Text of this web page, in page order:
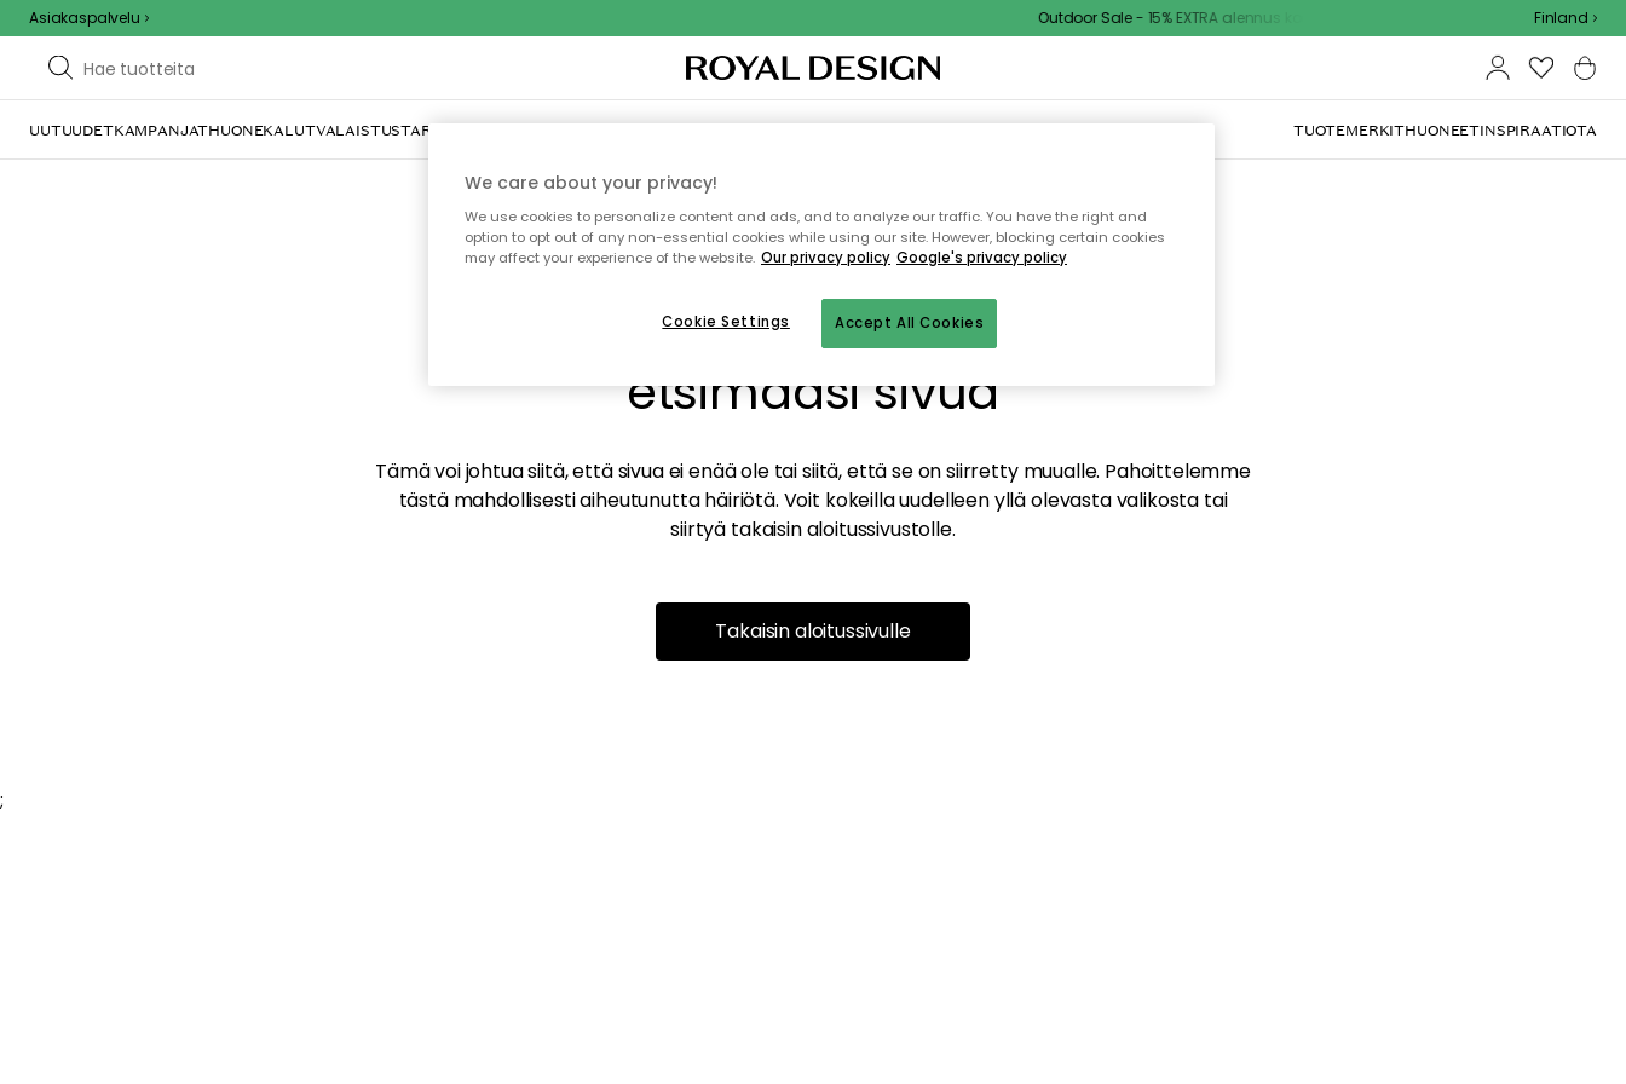
Asiakaspalvelu Outdoor Sale - 15% EXTRA alennus koodilla Finland
UUTUUDETKAMPANJATHUONEKALUTVALAISTUSTARJOILU JA KATTAUSSISUSTUSTEKSTIILIT & MATOTKEITTIÖSÄILYTYSULKOKALUSTEET TUOTEMERKITHUONEETINSPIRAATIOTA
Emme valitettavasti löydä
etsimääsi sivua
Tämä voi johtua siitä, että sivua ei enää ole tai siitä, että se on siirretty muualle. Pahoittelemme
tästä mahdollisesti aiheutunutta häiriötä. Voit kokeilla uudelleen yllä olevasta valikosta tai
siirtyä takaisin aloitussivustolle.
Takaisin aloitussivulle
;
We care about your privacy!
We use cookies to personalize content and ads, and to analyze our traffic. You have the right and
option to opt out of any non-essential cookies while using our site. However, blocking certain cookies
may affect your experience of the website. Our privacy policy Google's privacy policy
Accept All Cookies
Cookie Settings